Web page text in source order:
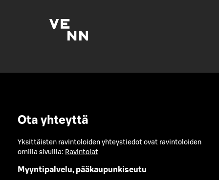
Ota yhteyttä
Yksittäisten ravintoloiden yhteystiedot ovat ravintoloiden
omilla sivuilla: Ravintolat
Myyntipalvelu, pääkaupunkiseutu